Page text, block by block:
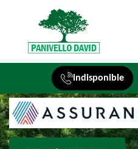
indisponible